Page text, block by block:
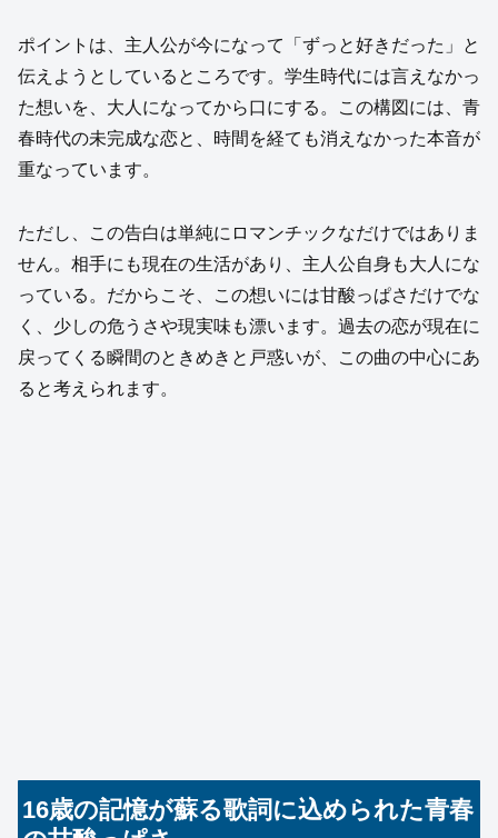
ポイントは、主人公が今になって「ずっと好きだった」と
伝えようとしているところです。学生時代には言えなかっ
た想いを、大人になってから口にする。この構図には、青
春時代の未完成な恋と、時間を経ても消えなかった本音が
重なっています。
ただし、この告白は単純にロマンチックなだけではありま
せん。相手にも現在の生活があり、主人公自身も大人にな
っている。だからこそ、この想いには甘酸っぱさだけでな
く、少しの危うさや現実味も漂います。過去の恋が現在に
戻ってくる瞬間のときめきと戸惑いが、この曲の中心にあ
ると考えられます。
16歳の記憶が蘇る歌詞に込められた青春